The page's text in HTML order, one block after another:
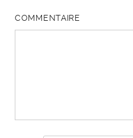
COMMENTAIRE